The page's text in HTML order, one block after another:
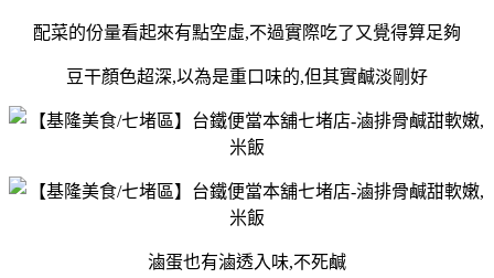
配菜的份量看起來有點空虛,不過實際吃了又覺得算足夠
豆干顏色超深,以為是重口味的,但其實鹹淡剛好
滷蛋也有滷透入味,不死鹹